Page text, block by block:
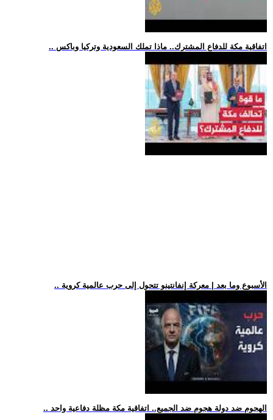
.. اتفاقية مكة للدفاع المشترك.. ماذا تملك السعودية وتركيا وباكس
.. الأسبوع وما بعد | معركة إنفانتينو تتحول إلى حرب عالمية كروية
.. الهجوم ضد دولة هجوم ضد الجميع.. اتفاقية مكة مظلة دفاعية واحد